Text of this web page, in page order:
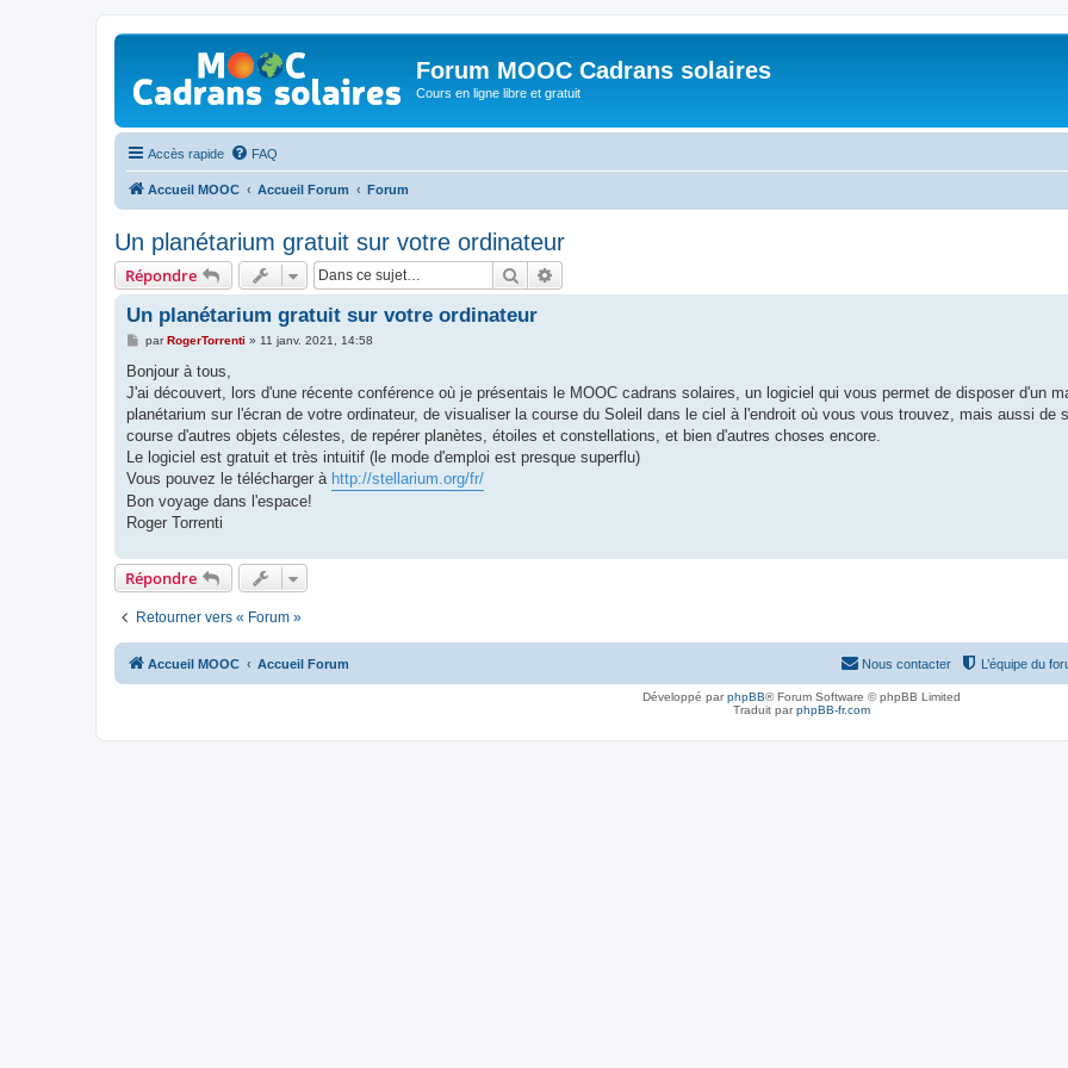
Forum MOOC Cadrans solaires
Cours en ligne libre et gratuit
Accès rapide FAQ
Accueil MOOC Accueil Forum Forum
Un planétarium gratuit sur votre ordinateur
Répondre Rechercher
Un planétarium gratuit sur votre ordinateur
M
s
a
g
parRogerTorrenti » 11 janv. 2021, 14:58
Bonjour à tous,
J'ai découvert, lors d'une récente conférence où je présentais le MOOC cadrans solaires, un logiciel qui vous permet de disposer d'un
planétarium sur l'écran de votre ordinateur, de visualiser la course du Soleil dans le ciel à l'endroit où vous vous trouvez, mais aussi de
course d'autres objets célestes, de repérer planètes, étoiles et constellations, et bien d'autres choses encore.
Le logiciel est gratuit et très intuitif (le mode d'emploi est presque superflu)
Vous pouvez le télécharger à http://stellarium.org/fr/
Bon voyage dans l'espace!
Roger Torrenti
Répondre
Retourner vers « Forum »
Accueil MOOC Accueil Forum L’équipe du
Nous contacter
Développé parphpBB® Forum Software © phpBB Limited
Traduit parphpBB-fr.com